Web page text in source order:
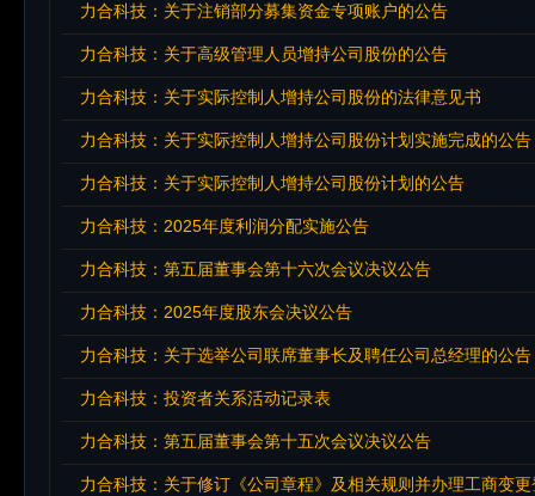
力合科技：关于注销部分募集资金专项账户的公告
力合科技：关于高级管理人员增持公司股份的公告
力合科技：关于实际控制人增持公司股份的法律意见书
力合科技：关于实际控制人增持公司股份计划实施完成的公告
力合科技：关于实际控制人增持公司股份计划的公告
力合科技：2025年度利润分配实施公告
力合科技：第五届董事会第十六次会议决议公告
力合科技：2025年度股东会决议公告
力合科技：关于选举公司联席董事长及聘任公司总经理的公告
力合科技：投资者关系活动记录表
力合科技：第五届董事会第十五次会议决议公告
力合科技：关于修订《公司章程》及相关规则并办理工商变